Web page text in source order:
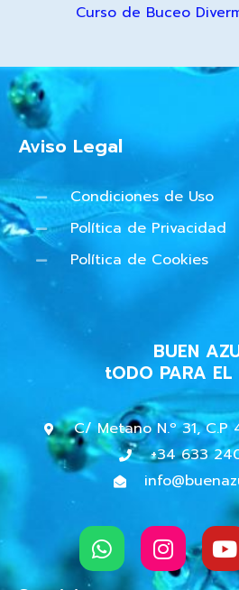
Curso de Buceo
Aviso Legal
Condiciones de Uso
Política de Privacidad
Política de Cookies
BUEN
tODO PARA EL
C/ Metano N.º 31, C.P
+34 633
W
h
a
I
n
s
Y
o
u